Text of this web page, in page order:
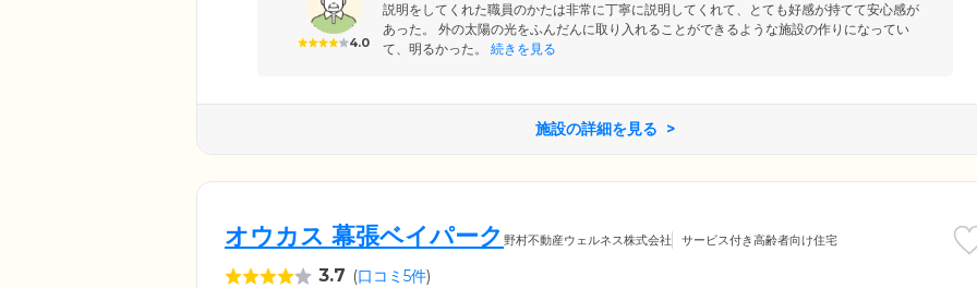
4.0
説明をしてくれた職員のかたは非常に丁寧に説明してくれて、とても好感が持てて安心感が
あった。 外の太陽の光をふんだんに取り入れることができるような施設の作りになってい
て、明るかった。
続きを見る
施設の詳細を見る
オウカス 幕張ベイパーク 野村不動産ウェルネス株式会社 サービス付き高齢者向け住宅
3.7 (口コミ5件)